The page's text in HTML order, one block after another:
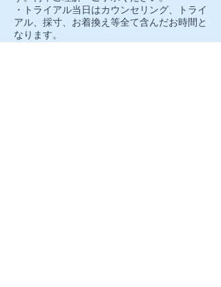
・トライアル当日はカウンセリング、トライ
アル、採寸、お着換え等全て含んだお時間と
なります。